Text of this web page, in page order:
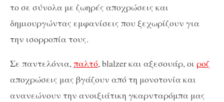
το σε σύνολα με ζωηρές αποχρώσεις και
δημιουργώντας εμφανίσεις που ξεχωρίζουν για
την ισορροπία τους.
Σε παντελόνια,παλτό, blalzer και αξεσουάρ, οι ροζ
αποχρώσεις μας βγάζουν από τη μονοτονία και
ανανεώνουν την ανοιξιάτικη γκαρνταρόμπα μας